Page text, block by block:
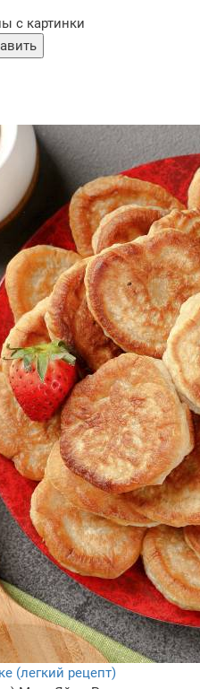
с картинки
(легкий рецепт)